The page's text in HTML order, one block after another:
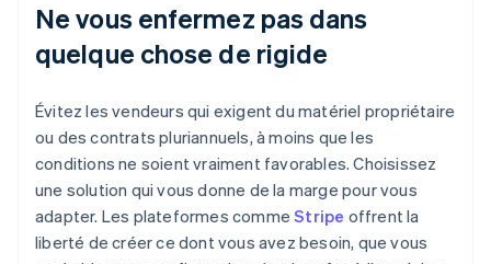
Ne vous enfermez pas dans
quelque chose de rigide
Évitez les vendeurs qui exigent du matériel propriétaire
ou des contrats pluriannuels, à moins que les
conditions ne soient vraiment favorables. Choisissez
une solution qui vous donne de la marge pour vous
adapter. Les plateformes commeStripe offrent la
liberté de créer ce dont vous avez besoin, que vous